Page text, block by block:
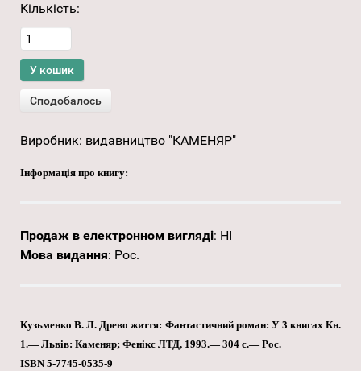
Кількість:
Виробник: видавництво "КАМЕНЯР"
Інформація про книгу:
Продаж в електронном вигляді: НІ
Мова видання: Рос.
Кузьменко В. Л. Древо життя: Фантастичний роман: У 3 книгах Кн.
1.— Львів: Каменяр; Фенікс ЛТД, 1993.— 304 с.— Рос.
ISBN 5-7745-0535-9